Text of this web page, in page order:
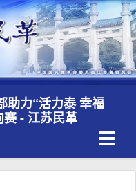
助力“活力泰 幸福
- 江苏民革